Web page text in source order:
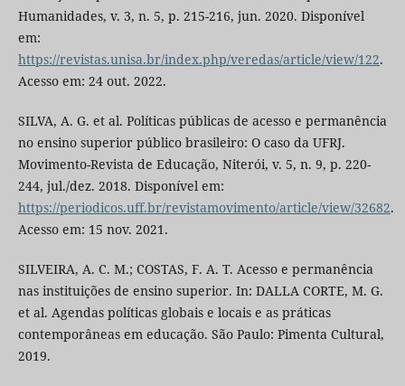
Humanidades, v. 3, n. 5, p. 215-216, jun. 2020. Disponível
em:
https://revistas.unisa.br/index.php/veredas/article/view/122.
Acesso em: 24 out. 2022.
SILVA, A. G. et al. Políticas públicas de acesso e permanência
no ensino superior público brasileiro: O caso da UFRJ.
Movimento-Revista de Educação, Niterói, v. 5, n. 9, p. 220-
244, jul./dez. 2018. Disponível em:
https://periodicos.uff.br/revistamovimento/article/view/32682.
Acesso em: 15 nov. 2021.
SILVEIRA, A. C. M.; COSTAS, F. A. T. Acesso e permanência
nas instituições de ensino superior. In: DALLA CORTE, M. G.
et al. Agendas políticas globais e locais e as práticas
contemporâneas em educação. São Paulo: Pimenta Cultural,
2019.